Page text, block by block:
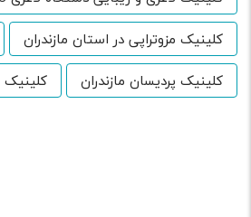
کلینیک مزوتراپی در استان مازندران
کلینیک پردیسان مازندران